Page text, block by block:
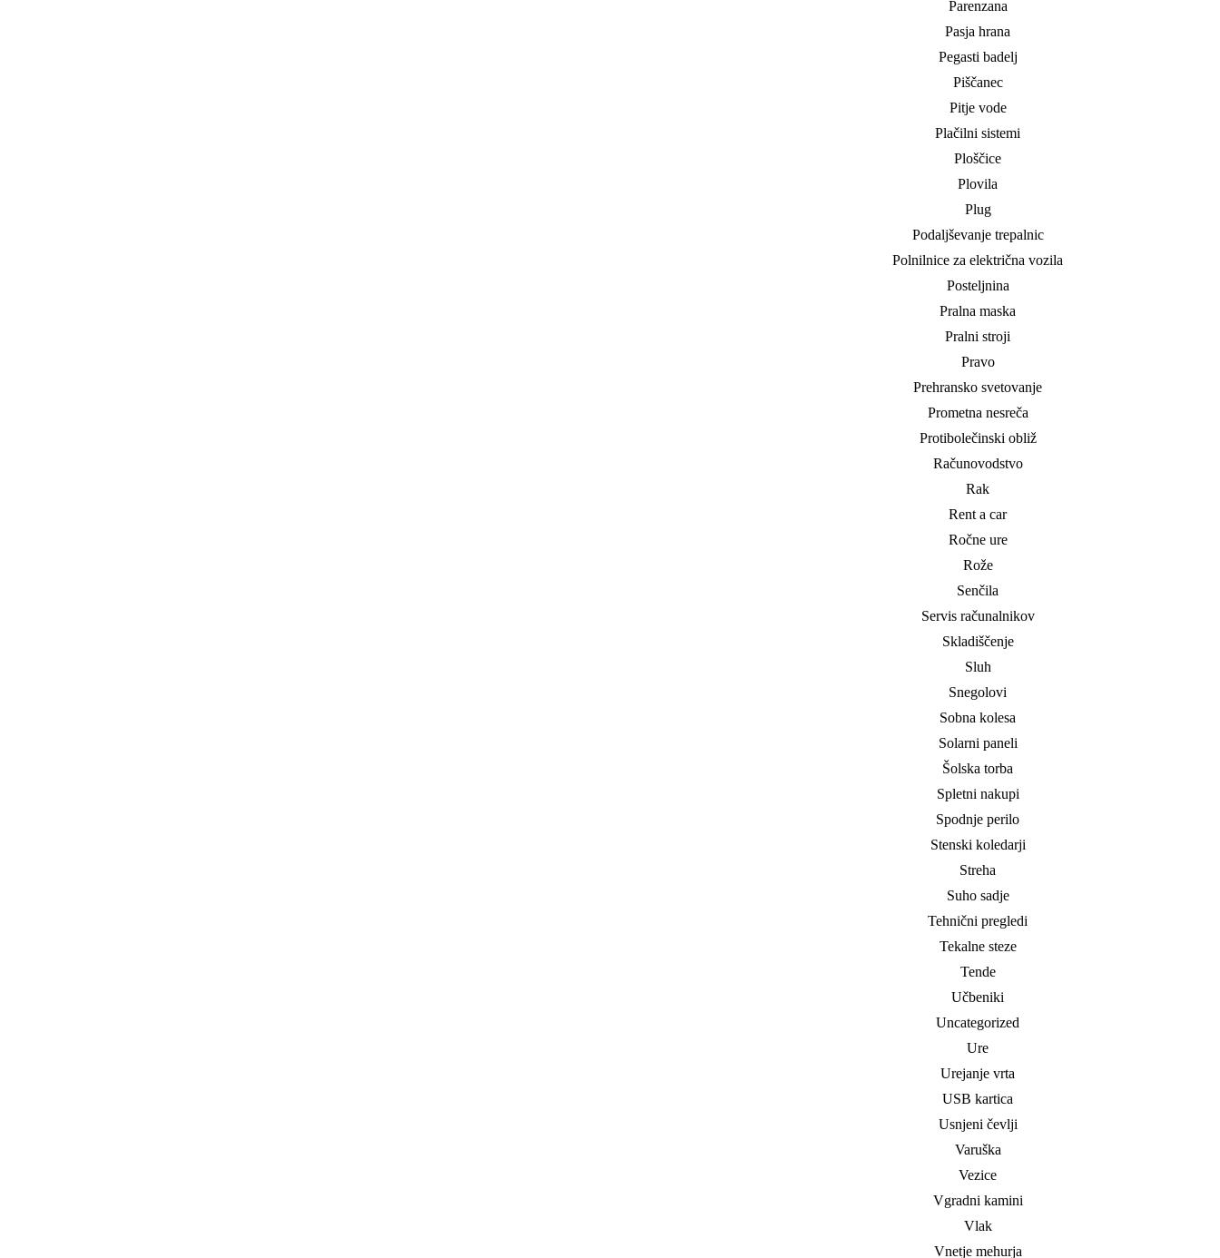
Parenzana
Pasja hrana
Pegasti badelj
Piščanec
Pitje vode
Plačilni sistemi
Ploščice
Plovila
Plug
Podaljševanje trepalnic
Polnilnice za električna vozila
Posteljnina
Pralna maska
Pralni stroji
Pravo
Prehransko svetovanje
Prometna nesreča
Protibolečinski obliž
Računovodstvo
Rak
Rent a car
Ročne ure
Rože
Senčila
Servis računalnikov
Skladiščenje
Sluh
Snegolovi
Sobna kolesa
Solarni paneli
Šolska torba
Spletni nakupi
Spodnje perilo
Stenski koledarji
Streha
Suho sadje
Tehnični pregledi
Tekalne steze
Tende
Učbeniki
Uncategorized
Ure
Urejanje vrta
USB kartica
Usnjeni čevlji
Varuška
Vezice
Vgradni kamini
Vlak
Vnetje mehurja